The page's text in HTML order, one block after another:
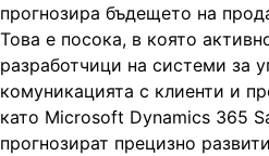
прогнозира бъдещето на
Това е посока, в която
разработчици на системи за
комуникацията с клиенти и
като Microsoft Dynamics 365
прогнозират прецизно